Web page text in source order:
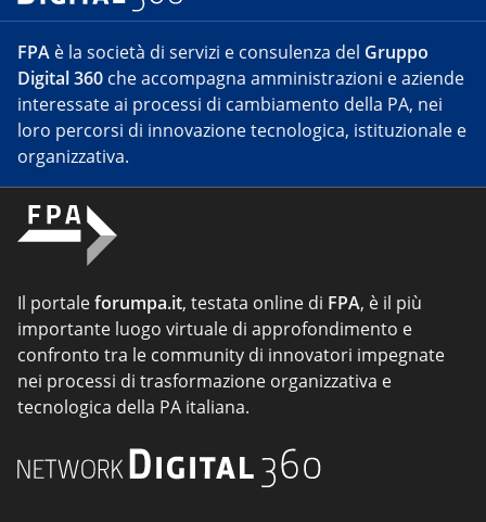
FPA è la società di servizi e consulenza del Gruppo
Digital 360 che accompagna amministrazioni e aziende
interessate ai processi di cambiamento della PA, nei
loro percorsi di innovazione tecnologica, istituzionale e
organizzativa.
Il portaleforumpa.it, testata online di FPA, è il più
importante luogo virtuale di approfondimento e
confronto tra le community di innovatori impegnate
nei processi di trasformazione organizzativa e
tecnologica della PA italiana.